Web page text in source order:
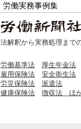
労働実務事例集
法解釈から実務処理まで
労働基準法
厚生年金法
雇用保険法
安全衛生法
労災保険法
派遣法
健康保険法
徴収法 ほ